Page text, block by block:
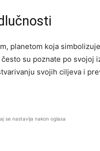
planetom koja
su poznate po svojoj
svojih ciljeva i
se nastavlja nakon oglasa